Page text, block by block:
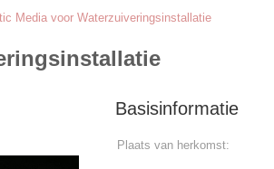
Media voor Waterzuiveringsinstallatie
Basisinformatie
Plaats van herkomst: